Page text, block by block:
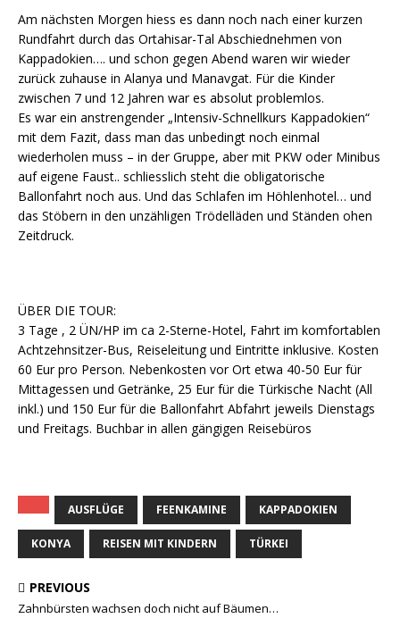
Am nächsten Morgen hiess es dann noch nach einer kurzen
Rundfahrt durch das Ortahisar-Tal Abschiednehmen von
Kappadokien…. und schon gegen Abend waren wir wieder
zurück zuhause in Alanya und Manavgat. Für die Kinder
zwischen 7 und 12 Jahren war es absolut problemlos.
Es war ein anstrengender „Intensiv-Schnellkurs Kappadokien“
mit dem Fazit, dass man das unbedingt noch einmal
wiederholen muss – in der Gruppe, aber mit PKW oder Minibus
auf eigene Faust.. schliesslich steht die obligatorische
Ballonfahrt noch aus. Und das Schlafen im Höhlenhotel… und
das Stöbern in den unzähligen Trödelläden und Ständen ohen
Zeitdruck.
ÜBER DIE TOUR:
3 Tage , 2 ÜN/HP im ca 2-Sterne-Hotel, Fahrt im komfortablen
Achtzehnsitzer-Bus, Reiseleitung und Eintritte inklusive. Kosten
60 Eur pro Person. Nebenkosten vor Ort etwa 40-50 Eur für
Mittagessen und Getränke, 25 Eur für die Türkische Nacht (All
inkl.) und 150 Eur für die Ballonfahrt Abfahrt jeweils Dienstags
und Freitags. Buchbar in allen gängigen Reisebüros
AUSFLÜGE FEENKAMINE KAPPADOKIEN
KONYA REISEN MIT KINDERN TÜRKEI
PREVIOUS
Zahnbürsten wachsen doch nicht auf Bäumen…